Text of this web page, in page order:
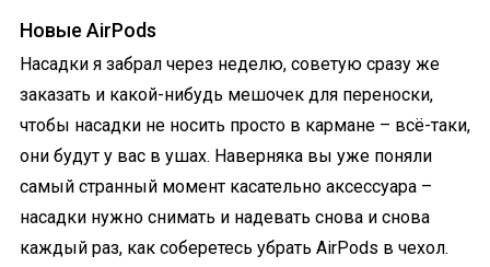
Новые AirPods
Насадки я забрал через неделю, советую сразу же
заказать и какой-нибудь мешочек для переноски,
чтобы насадки не носить просто в кармане – всё-таки,
они будут у вас в ушах. Наверняка вы уже поняли
самый странный момент касательно аксессуара –
насадки нужно снимать и надевать снова и снова
каждый раз, как соберетесь убрать AirPods в чехол.